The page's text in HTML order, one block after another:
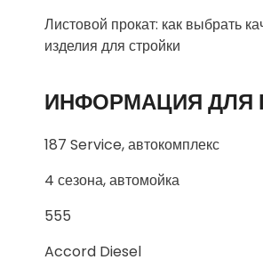
Листовой прокат: как выбрать
изделия для стройки
ИНФОРМАЦИЯ ДЛЯ
187 Service, автокомплекс
4 сезона, автомойка
555
Accord Diesel